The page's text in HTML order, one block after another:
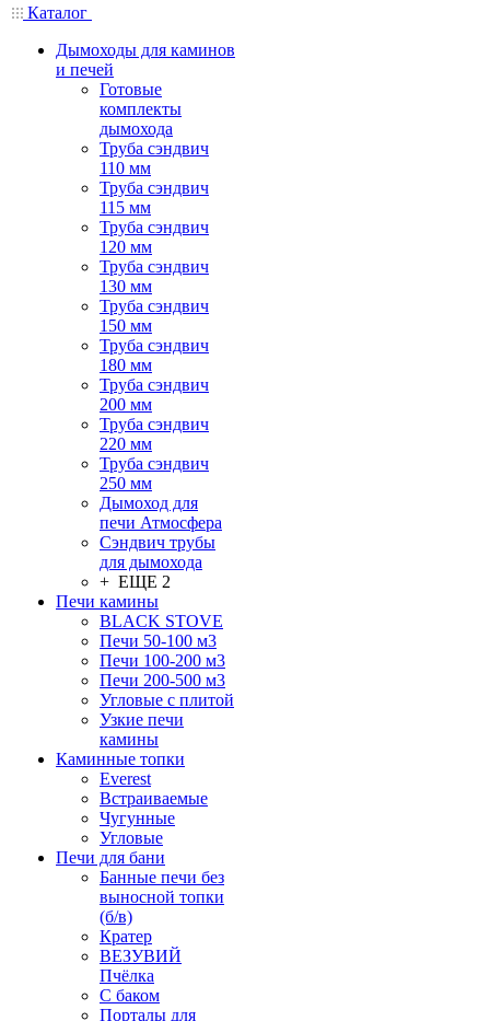
Каталог
Дымоходы для каминов
и печей
Готовые
комплекты
дымохода
Труба сэндвич
110 мм
Труба сэндвич
115 мм
Труба сэндвич
120 мм
Труба сэндвич
130 мм
Труба сэндвич
150 мм
Труба сэндвич
180 мм
Труба сэндвич
200 мм
Труба сэндвич
220 мм
Труба сэндвич
250 мм
Дымоход для
печи Атмосфера
Сэндвич трубы
для дымохода
+ ЕЩЕ 2
Печи камины
BLACK STOVE
Печи 50-100 м3
Печи 100-200 м3
Печи 200-500 м3
Угловые с плитой
Узкие печи
камины
Каминные топки
Everest
Встраиваемые
Чугунные
Угловые
Печи для бани
Банные печи без
выносной топки
(б/в)
Кратер
ВЕЗУВИЙ
Пчёлка
С баком
Порталы для